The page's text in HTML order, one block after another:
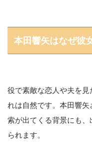
本田響矢はなぜ彼
役で素敵な恋人や夫を
れは自然です。本田響
索が出てくる背景にも、
られます。